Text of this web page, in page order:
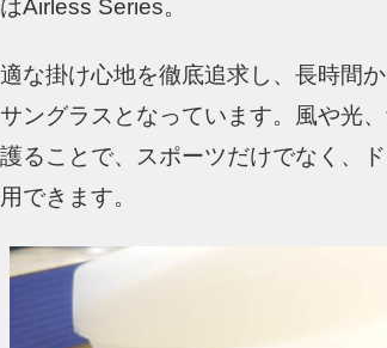
Airless Series。
な掛け心地を徹底追求し、長時間
ングラスとなっています。風や光
ることで、スポーツだけでなく、
できます。